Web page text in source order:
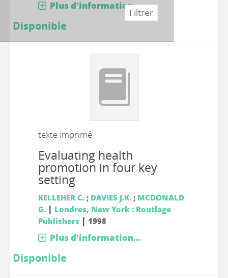
Plus d'information...
Disponible
texte imprimé
Evaluating health
promotion in four key
setting
KELLEHER C.; DAVIES J.K.; MCDONALD
G. | Londres, New York : Routlage
Publishers| 1998
Plus d'information...
Disponible